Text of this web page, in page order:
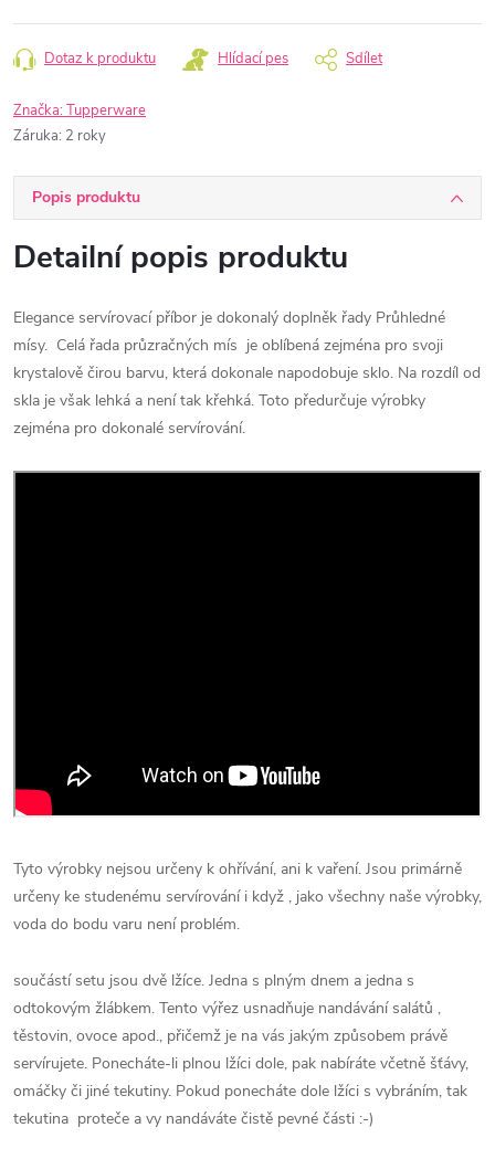
Dotaz k produktu Hlídací pes Sdílet
Značka:Tupperware
Záruka: 2 roky
Popis produktu
Detailní popis produktu
Elegance servírovací příbor je dokonalý doplněk řady Průhledné
mísy. Celá řada průzračných mís je oblíbená zejména pro svoji
krystalově čirou barvu, která dokonale napodobuje sklo. Na rozdíl od
skla je však lehká a není tak křehká. Toto předurčuje výrobky
zejména pro dokonalé servírování.
Tyto výrobky nejsou určeny k ohřívání, ani k vaření. Jsou primárně
určeny ke studenému servírování i když , jako všechny naše výrobky,
voda do bodu varu není problém.
součástí setu jsou dvě lžíce. Jedna s plným dnem a jedna s
odtokovým žlábkem. Tento výřez usnadňuje nandávání salátů ,
těstovin, ovoce apod., přičemž je na vás jakým způsobem právě
servírujete. Ponecháte-li plnou lžíci dole, pak nabíráte včetně šťávy,
omáčky či jiné tekutiny. Pokud ponecháte dole lžíci s vybráním, tak
tekutina proteče a vy nandáváte čistě pevné části :-)